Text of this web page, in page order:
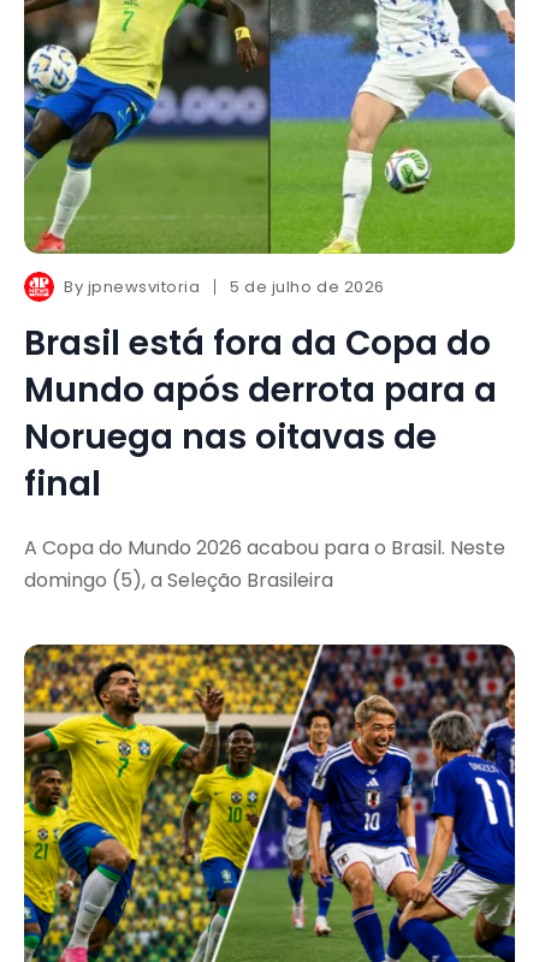
By jpnewsvitoria 5 de julho de 2026
Brasil está fora da Copa do
Mundo após derrota para a
Noruega nas oitavas de
final
A Copa do Mundo 2026 acabou para o Brasil. Neste
domingo (5), a Seleção Brasileira